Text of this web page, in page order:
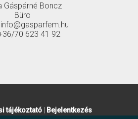
Gáspárné Boncz
Büro
70 623 41 92
tájékoztató Bejelentkezés